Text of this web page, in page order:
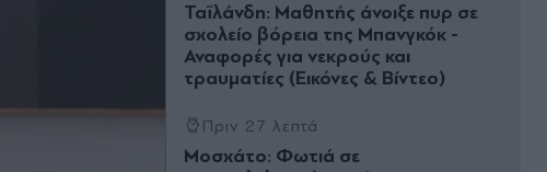
Ταϊλάνδη: Μαθητής άνοιξε πυρ σε
σχολείο βόρεια της Μπανγκόκ -
Αναφορές για νεκρούς και
τραυματίες (Εικόνες & Βίντεο)
Πριν 27 λεπτά
Μοσχάτο: Φωτιά σε